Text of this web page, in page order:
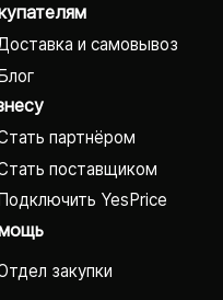
и самовывоз
партнёром
поставщиком
YesPrice
закупки